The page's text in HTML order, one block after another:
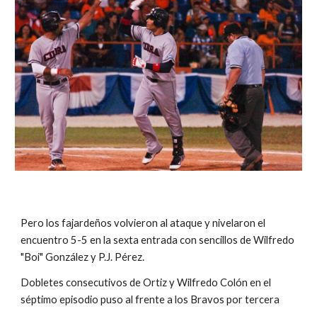
Pero los fajardeños volvieron al ataque y nivelaron el
encuentro 5-5 en la sexta entrada con sencillos de Wilfredo
"Boi" González y P.J. Pérez.
Dobletes consecutivos de Ortiz y Wilfredo Colón en el
séptimo episodio puso al frente a los Bravos por tercera